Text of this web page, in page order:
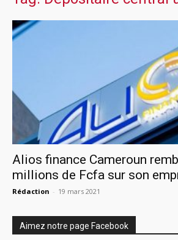
Alios finance Cameroun
millions de Fcfa sur son
Rédaction - 19 mars 2021
Aimez notre page Facebook